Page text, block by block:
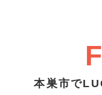
本巣市で